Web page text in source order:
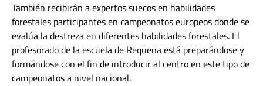
También recibirán a expertos suecos en habilidades
forestales participantes en campeonatos europeos donde se
evalúa la destreza en diferentes habilidades forestales. El
profesorado de la escuela de Requena está preparándose y
formándose con el fin de introducir al centro en este tipo de
campeonatos a nivel nacional.